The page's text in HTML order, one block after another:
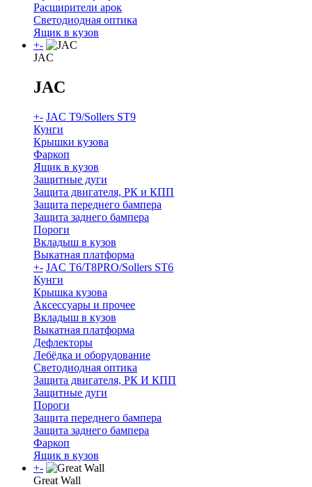
Расширители арок
Светодиодная оптика
Ящик в кузов
+-
JAC
JAC
+- JAC T9/Sollers ST9
Кунги
Крышки кузова
Фаркоп
Ящик в кузов
Защитные дуги
Защита двигателя, РК и КПП
Защита переднего бампера
Защита заднего бампера
Пороги
Вкладыш в кузов
Выкатная платформа
+- JAC T6/T8PRO/Sollers ST6
Кунги
Крышка кузова
Аксессуары и прочее
Вкладыш в кузов
Выкатная платформа
Дефлекторы
Лебёдка и оборудование
Светодиодная оптика
Защита двигателя, РК И КПП
Защитные дуги
Пороги
Защита переднего бампера
Защита заднего бампера
Фаркоп
Ящик в кузов
+-
Great Wall